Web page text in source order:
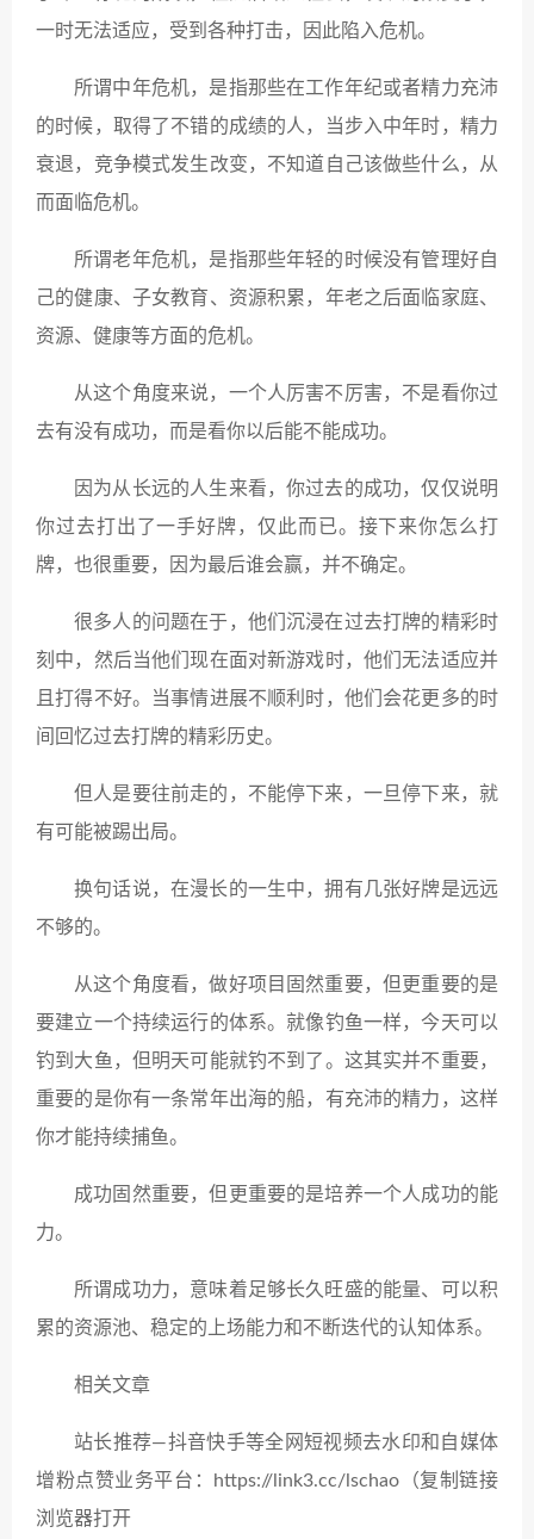
一时无法适应，受到各种打击，因此陷入危机。
所谓中年危机，是指那些在工作年纪或者精力充沛
的时候，取得了不错的成绩的人，当步入中年时，精力
衰退，竞争模式发生改变，不知道自己该做些什么，从
而面临危机。
所谓老年危机，是指那些年轻的时候没有管理好自
己的健康、子女教育、资源积累，年老之后面临家庭、
资源、健康等方面的危机。
从这个角度来说，一个人厉害不厉害，不是看你过
去有没有成功，而是看你以后能不能成功。
因为从长远的人生来看，你过去的成功，仅仅说明
你过去打出了一手好牌，仅此而已。接下来你怎么打
牌，也很重要，因为最后谁会赢，并不确定。
很多人的问题在于，他们沉浸在过去打牌的精彩时
刻中，然后当他们现在面对新游戏时，他们无法适应并
且打得不好。当事情进展不顺利时，他们会花更多的时
间回忆过去打牌的精彩历史。
但人是要往前走的，不能停下来，一旦停下来，就
有可能被踢出局。
换句话说，在漫长的一生中，拥有几张好牌是远远
不够的。
从这个角度看，做好项目固然重要，但更重要的是
要建立一个持续运行的体系。就像钓鱼一样，今天可以
钓到大鱼，但明天可能就钓不到了。这其实并不重要，
重要的是你有一条常年出海的船，有充沛的精力，这样
你才能持续捕鱼。
成功固然重要，但更重要的是培养一个人成功的能
力。
所谓成功力，意味着足够长久旺盛的能量、可以积
累的资源池、稳定的上场能力和不断迭代的认知体系。
相关文章
站长推荐—抖音快手等全网短视频去水印和自媒体
增粉点赞业务平台：https://link3.cc/lschao（复制链接
浏览器打开